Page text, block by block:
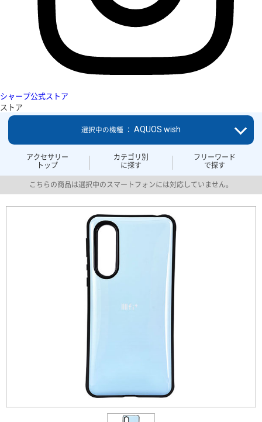
シャープ公式ストア
ストア
アクセサリー
トップ
カテゴリ別
に探す
フリーワード
で探す
選択中の機種 ： AQUOS wish
こちらの商品は選択中のスマートフォンには対応していません。